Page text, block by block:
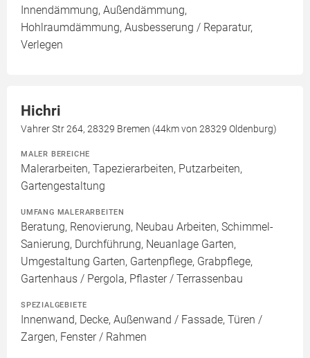
Innendämmung, Außendämmung,
Hohlraumdämmung, Ausbesserung / Reparatur,
Verlegen
Hichri
Vahrer Str 264, 28329 Bremen (44km von 28329 Oldenburg)
MALER BEREICHE
Malerarbeiten, Tapezierarbeiten, Putzarbeiten,
Gartengestaltung
UMFANG MALERARBEITEN
Beratung, Renovierung, Neubau Arbeiten, Schimmel-
Sanierung, Durchführung, Neuanlage Garten,
Umgestaltung Garten, Gartenpflege, Grabpflege,
Gartenhaus / Pergola, Pflaster / Terrassenbau
SPEZIALGEBIETE
Innenwand, Decke, Außenwand / Fassade, Türen /
Zargen, Fenster / Rahmen